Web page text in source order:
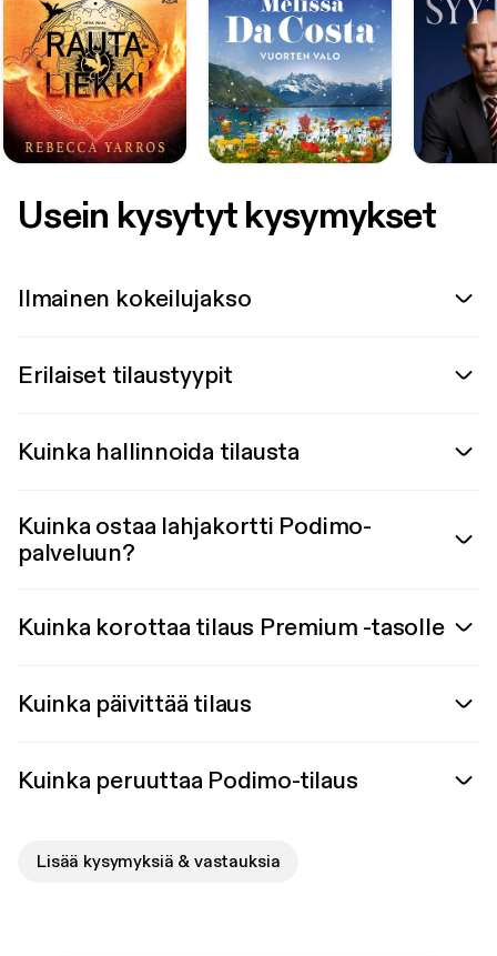
Usein kysytyt kysymykset
Ilmainen kokeilujakso
Erilaiset tilaustyypit
Kuinka hallinnoida tilausta
Kuinka ostaa lahjakortti Podimo-
palveluun?
Kuinka korottaa tilaus Premium -tasolle
Kuinka päivittää tilaus
Kuinka peruuttaa Podimo-tilaus
Lisää kysymyksiä & vastauksia